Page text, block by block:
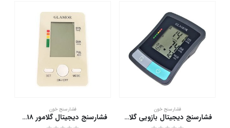
فشارسنج خون
فشارسنج دیجیتال بازویی گلامور مدل DBP-1209
فشارسنج خون
فشارسنج دیجیتال گلامور DBP-1318